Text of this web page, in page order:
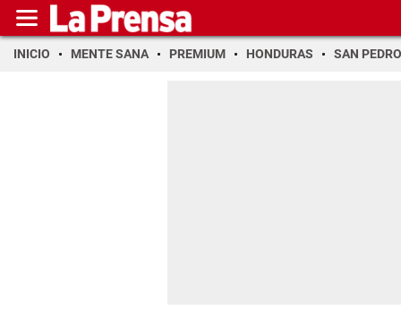
INICIO MENTE SANA PREMIUM HONDURAS SAN PEDRO